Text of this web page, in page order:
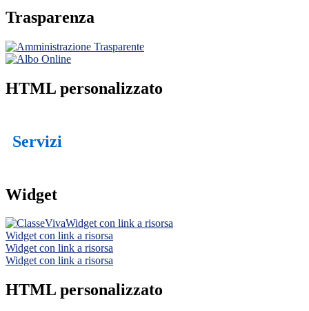
Trasparenza
HTML personalizzato
Servizi
Widget
Widget con link a risorsa
Widget con link a risorsa
Widget con link a risorsa
Widget con link a risorsa
HTML personalizzato